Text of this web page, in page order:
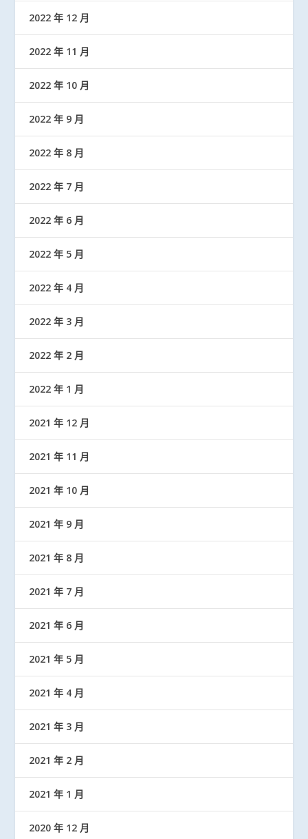
2022 年 12 月
2022 年 11 月
2022 年 10 月
2022 年 9 月
2022 年 8 月
2022 年 7 月
2022 年 6 月
2022 年 5 月
2022 年 4 月
2022 年 3 月
2022 年 2 月
2022 年 1 月
2021 年 12 月
2021 年 11 月
2021 年 10 月
2021 年 9 月
2021 年 8 月
2021 年 7 月
2021 年 6 月
2021 年 5 月
2021 年 4 月
2021 年 3 月
2021 年 2 月
2021 年 1 月
2020 年 12 月